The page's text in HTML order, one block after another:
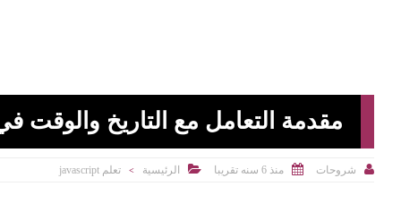
مقدمة التعامل مع التاريخ والوقت
 شروحات  منذ 6 سنه تقريبا  الرئيسية > تعلم javascript